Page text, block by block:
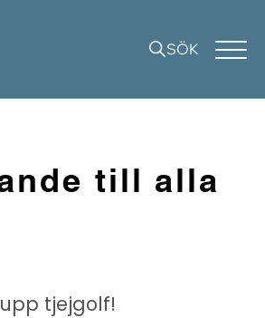
SÖK
till alla
tjejgolf!